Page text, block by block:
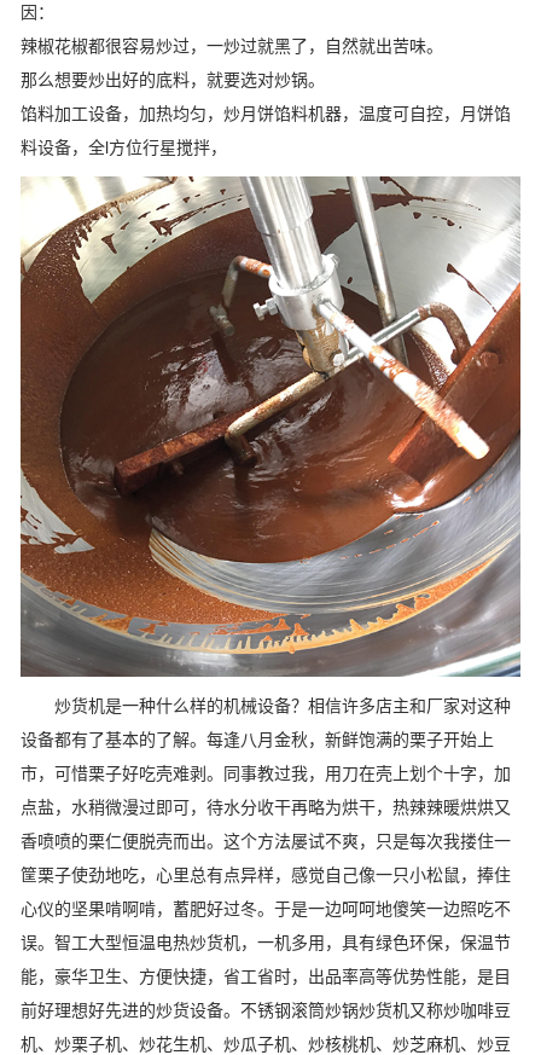
因：
辣椒花椒都很容易炒过，一炒过就黑了，自然就出苦味。
那么想要炒出好的底料，就要选对炒锅。
馅料加工设备，加热均匀，炒月饼馅料机器，温度可自控，月饼馅
料设备，全l方位行星搅拌，
炒货机是一种什么样的机械设备？相信许多店主和厂家对这种
设备都有了基本的了解。每逢八月金秋，新鲜饱满的栗子开始上
市，可惜栗子好吃壳难剥。同事教过我，用刀在壳上划个十字，加
点盐，水稍微漫过即可，待水分收干再略为烘干，热辣辣暖烘烘又
香喷喷的栗仁便脱壳而出。这个方法屡试不爽，只是每次我搂住一
筐栗子使劲地吃，心里总有点异样，感觉自己像一只小松鼠，捧住
心仪的坚果啃啊啃，蓄肥好过冬。于是一边呵呵地傻笑一边照吃不
误。智工大型恒温电热炒货机，一机多用，具有绿色环保，保温节
能，豪华卫生、方便快捷，省工省时，出品率高等优势性能，是目
前好理想好先进的炒货设备。不锈钢滚筒炒锅炒货机又称炒咖啡豆
机、炒栗子机、炒花生机、炒瓜子机、炒核桃机、炒芝麻机、炒豆